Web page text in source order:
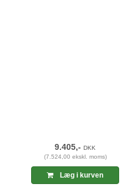
9.405,-DKK
(7.524,00 ekskl. moms)
Læg i kurven